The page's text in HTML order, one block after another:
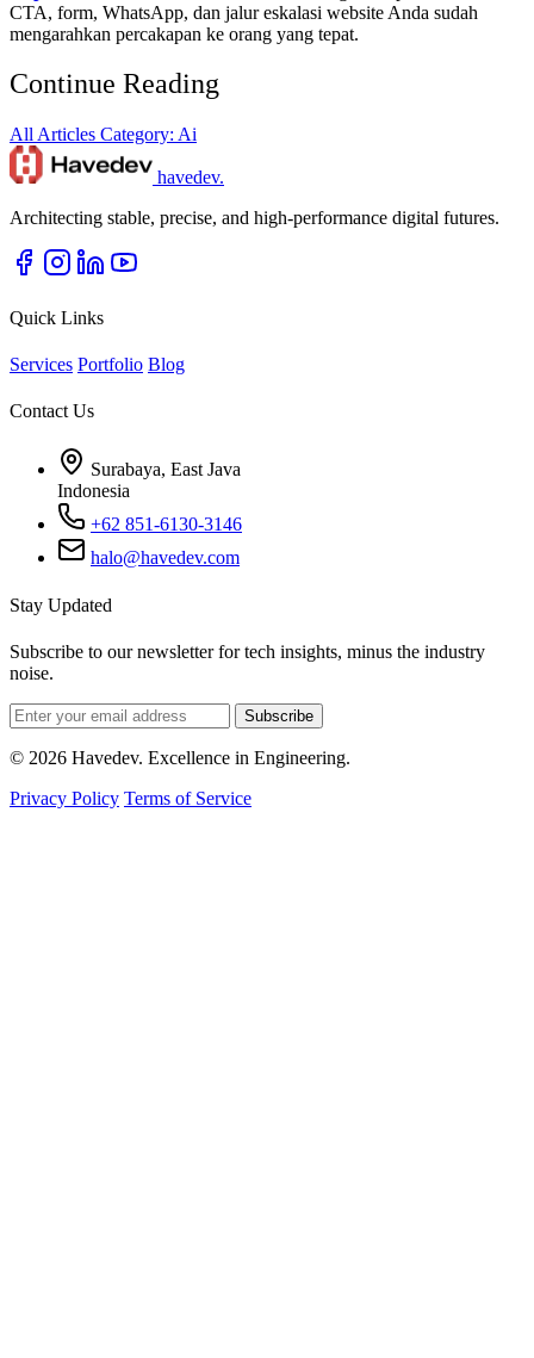
CTA, form, WhatsApp, dan jalur eskalasi website Anda sudah
mengarahkan percakapan ke orang yang tepat.
Continue Reading
All Articles Category: Ai
havedev.
Architecting stable, precise, and high-performance digital futures.
Quick Links
Services Portfolio Blog
Contact Us
Surabaya, East Java
Indonesia
+62 851-6130-3146
halo@havedev.com
Stay Updated
Subscribe to our newsletter for tech insights, minus the industry
noise.
Subscribe
© 2026 Havedev. Excellence in Engineering.
Privacy Policy Terms of Service